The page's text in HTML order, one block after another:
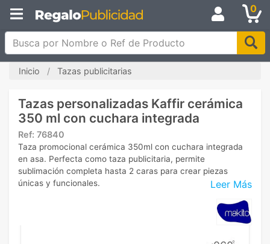
0
Busca por Nombre o Ref de Producto
Inicio Tazas publicitarias
Tazas personalizadas Kaffir cerámica
350 ml con cuchara integrada
Ref: 76840
Leer Más
Taza promocional cerámica 350ml con cuchara integrada
en asa. Perfecta como taza publicitaria, permite
sublimación completa hasta 2 caras para crear piezas
únicas y funcionales.